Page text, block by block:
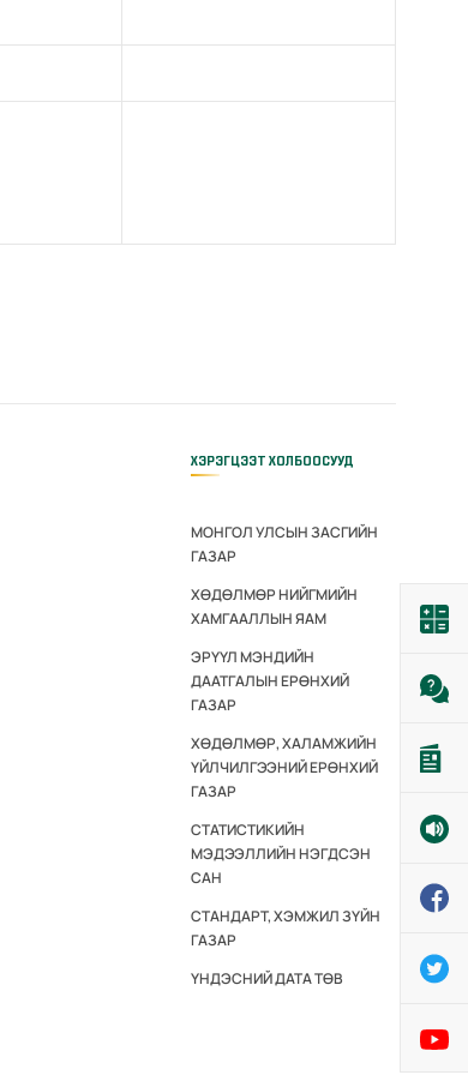
ХЭРЭГЦЭЭТ ХОЛБООСУУД
МОНГОЛ УЛСЫН ЗАСГИЙН
ГАЗАР
ХӨДӨЛМӨР НИЙГМИЙН
ХАМГААЛЛЫН ЯАМ
ЭРҮҮЛ МЭНДИЙН
ДААТГАЛЫН ЕРӨНХИЙ
ГАЗАР
ХӨДӨЛМӨР, ХАЛАМЖИЙН
ҮЙЛЧИЛГЭЭНИЙ ЕРӨНХИЙ
ГАЗАР
СТАТИСТИКИЙН
МЭДЭЭЛЛИЙН НЭГДСЭН
САН
СТАНДАРТ, ХЭМЖИЛ ЗҮЙН
ГАЗАР
ҮНДЭСНИЙ ДАТА ТӨВ